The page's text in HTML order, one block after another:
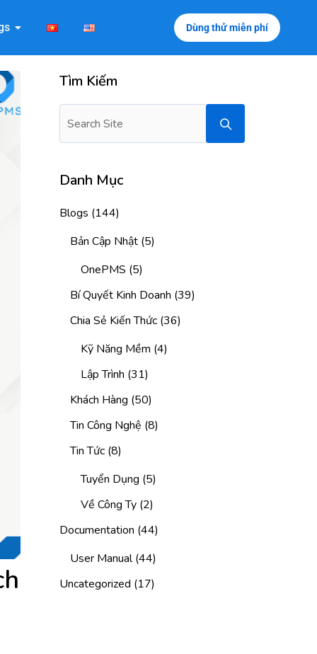
Dùng thử miễn phí
Tìm Kiếm
Danh Mục
Blogs (144)
Bản Cập Nhật(5)
OnePMS (5)
Bí Quyết Kinh Doanh (39)
Chia Sẻ Kiến Thức(36)
Kỹ Năng Mềm (4)
Lập Trình (31)
Khách Hàng (50)
Tin Công Nghệ (8)
Tin Tức(8)
Tuyển Dụng (5)
Về Công Ty(2)
Documentation (44)
User Manual(44)
Uncategorized (17)